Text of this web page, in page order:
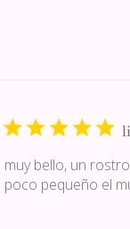
muy bello, un
poco pequeño el